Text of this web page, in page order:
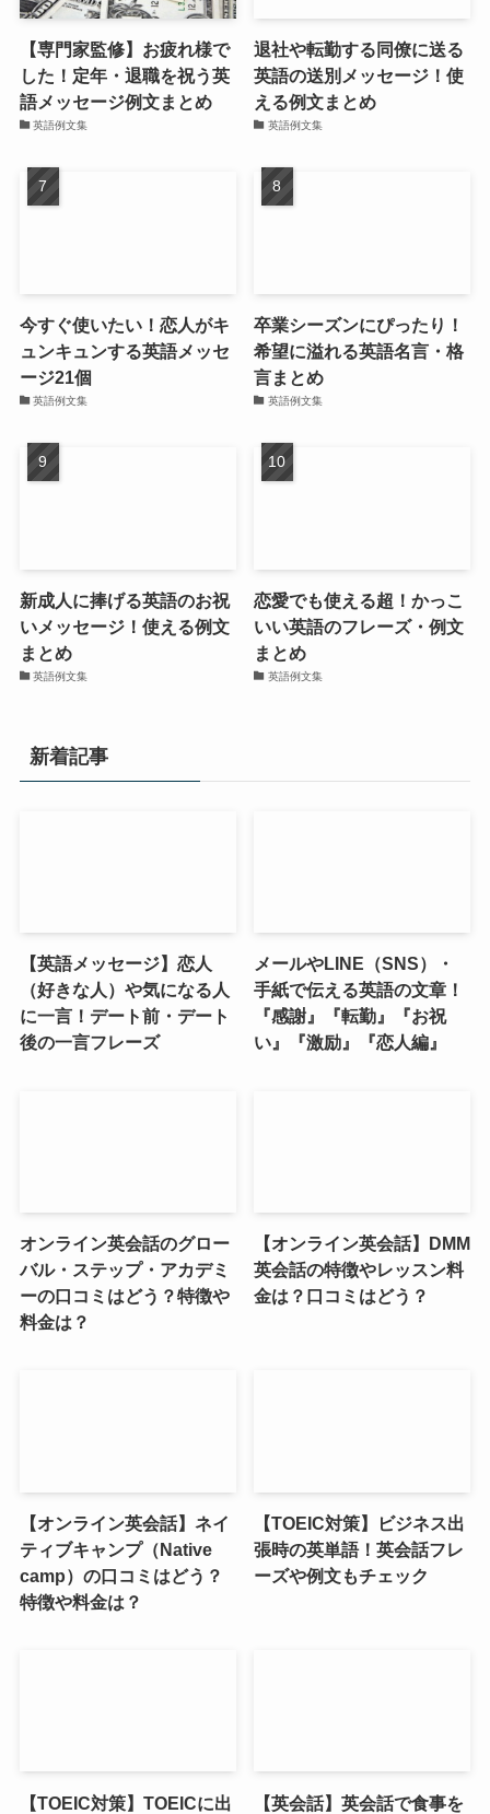
【専門家監修】お疲れ様で
した！定年・退職を祝う英
語メッセージ例文まとめ
英語例文集
退社や転勤する同僚に送る
英語の送別メッセージ！使
える例文まとめ
英語例文集
今すぐ使いたい！恋人がキ
ュンキュンする英語メッセ
ージ21個
英語例文集
卒業シーズンにぴったり！
希望に溢れる英語名言・格
言まとめ
英語例文集
新成人に捧げる英語のお祝
いメッセージ！使える例文
まとめ
英語例文集
恋愛でも使える超！かっこ
いい英語のフレーズ・例文
まとめ
英語例文集
新着記事
【英語メッセージ】恋人
（好きな人）や気になる人
に一言！デート前・デート
後の一言フレーズ
メールやLINE（SNS）・
手紙で伝える英語の文章！
『感謝』『転勤』『お祝
い』『激励』『恋人編』
オンライン英会話のグロー
バル・ステップ・アカデミ
ーの口コミはどう？特徴や
料金は？
【オンライン英会話】DMM
英会話の特徴やレッスン料
金は？口コミはどう？
【オンライン英会話】ネイ
ティブキャンプ（Native
camp）の口コミはどう？
特徴や料金は？
【TOEIC対策】ビジネス出
張時の英単語！英会話フレ
ーズや例文もチェック
【TOEIC対策】TOEICに出
【英会話】英会話で食事を